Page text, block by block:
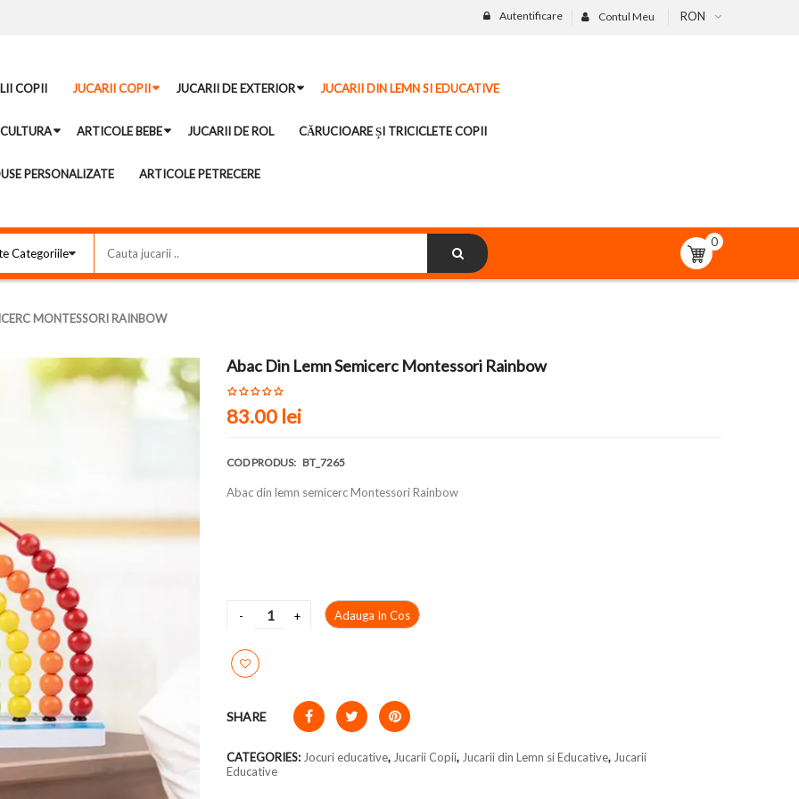
RON
Contul Meu
Autentificare
COPII JUCARII COPII JUCARII DE EXTERIOR JUCARII DIN LEMN SI EDUCATIVE
ARTICOLE BEBE JUCARII DE ROL CĂRUCIOARE ȘI TRICICLETE COPII
PERSONALIZATE ARTICOLE PETRECERE
0
MONTESSORI RAINBOW
Abac Din Lemn Semicerc Montessori Rainbow
83.00 lei
COD PRODUS: BT_7265
Abac din lemn semicerc Montessori Rainbow
Adauga In Cos
SHARE
CATEGORIES: Jocuri educative, Jucarii Copii, Jucarii din Lemn si Educative, Jucarii
Educative